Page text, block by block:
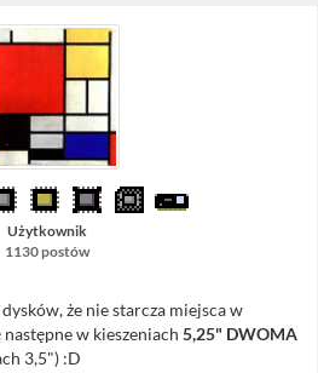
Użytkownik
1130 postów
że nie starcza miejsca w
w kieszeniach 5,25" DWOMA
3,5") :D